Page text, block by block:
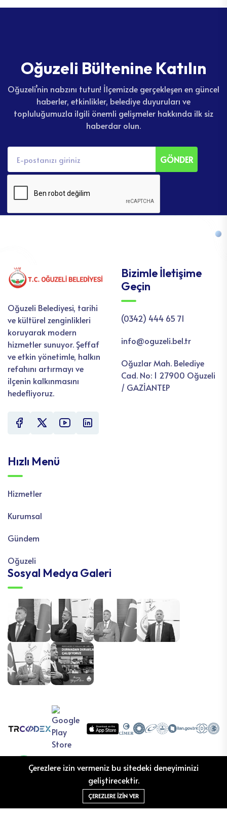
Oğuzeli Bültenine Katılın
Oğuzeli’nin nabzını tutun! İlçemizde gerçekleşen en güncel
haberler, etkinlikler, belediye duyuruları ve
topluluğumuzla ilgili önemli gelişmeler hakkında ilk siz
haberdar olun.
GÖNDER
Oğuzeli Belediyesi, tarihi
ve kültürel zenginlikleri
koruyarak modern
hizmetler sunuyor. Şeffaf
ve etkin yönetimle, halkın
refahını artırmayı ve
ilçenin kalkınmasını
hedefliyoruz.
Bizimle İletişime
Geçin
(0342) 444 65 71
info@oguzeli.bel.tr
Oğuzlar Mah. Belediye
Cad. No: 1 27900 Oğuzeli
/ GAZİANTEP
Hızlı Menü
Hizmetler
Kurumsal
Gündem
Oğuzeli
Sosyal Medya Galeri
Çerezlere izin vermeniz bu sitedeki deneyiminizi
geliştirecektir.
ÇEREZLERE IZIN VER